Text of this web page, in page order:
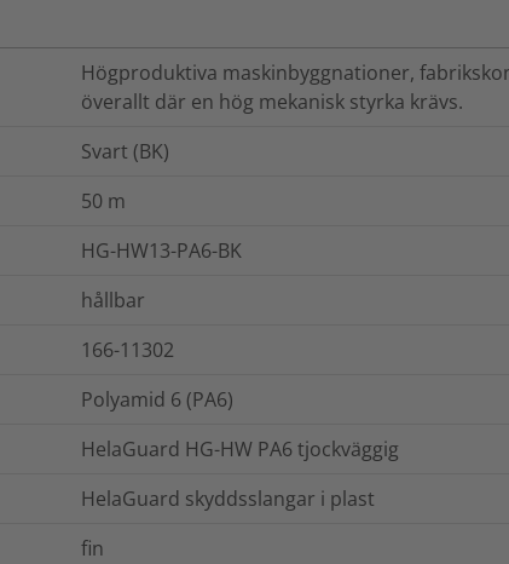
Högproduktiva maskinbyggnationer,
överallt där en hög mekanisk styrka krävs.
Svart (BK)
50 m
HG-HW13-PA6-BK
hållbar
166-11302
Polyamid 6 (PA6)
HelaGuard HG-HW PA6 tjockväggig
HelaGuard skyddsslangar i plast
fin